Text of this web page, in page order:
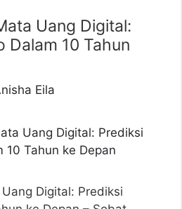
Uang Digital:
Dalam 10 Tahun
Eila
Digital: Prediksi